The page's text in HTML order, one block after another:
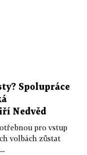
Spolupráce
Nedvěd
pro vstup
volbách zůstat